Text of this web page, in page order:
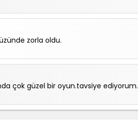
zorla oldu.
çok güzel bir oyun.tavsiye ediyorum.